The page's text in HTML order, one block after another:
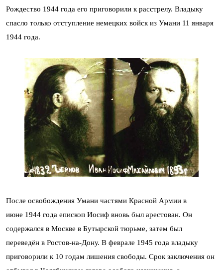
Рождество 1944 года его приговорили к расстрелу. Владыку
спасло только отступление немецких войск из Умани 11 января
1944 года.
После освобождения Умани частями Красной Армии в
июне 1944 года епископ Иосиф вновь был арестован. Он
содержался в Москве в Бутырской тюрьме, затем был
переведён в Ростов-на-Дону. В феврале 1945 года владыку
приговорили к 10 годам лишения свободы. Срок заключения он